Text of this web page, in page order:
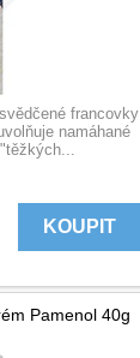
francovky
namáhané
KOUPIT
Pamenol 40g